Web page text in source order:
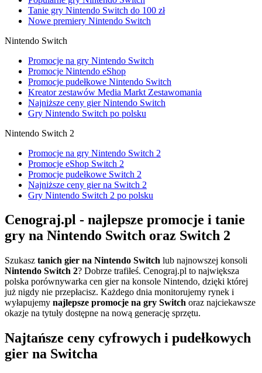
Tanie gry Nintendo Switch do 100 zł
Nowe premiery Nintendo Switch
Nintendo Switch
Promocje na gry Nintendo Switch
Promocje Nintendo eShop
Promocje pudełkowe Nintendo Switch
Kreator zestawów Media Markt Zestawomania
Najniższe ceny gier Nintendo Switch
Gry Nintendo Switch po polsku
Nintendo Switch 2
Promocje na gry Nintendo Switch 2
Promocje eShop Switch 2
Promocje pudełkowe Switch 2
Najniższe ceny gier na Switch 2
Gry Nintendo Switch 2 po polsku
Cenograj.pl - najlepsze promocje i tanie
gry na Nintendo Switch oraz Switch 2
Szukasz tanich gier na Nintendo Switch lub najnowszej konsoli
Nintendo Switch 2? Dobrze trafiłeś. Cenograj.pl to największa
polska porównywarka cen gier na konsole Nintendo, dzięki której
już nigdy nie przepłacisz. Każdego dnia monitorujemy rynek i
wyłapujemy najlepsze promocje na gry Switch oraz najciekawsze
okazje na tytuły dostępne na nową generację sprzętu.
Najtańsze ceny cyfrowych i pudełkowych
gier na Switcha